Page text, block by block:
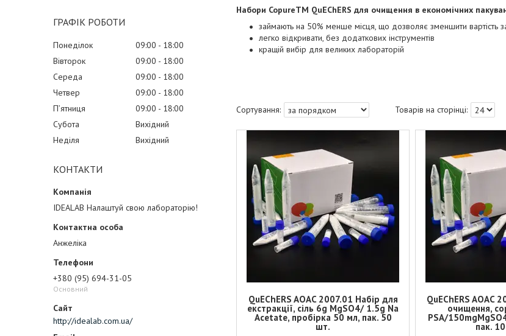
ГРАФІК РОБОТИ
Понеділок 09:00
18:00
Вівторок
09:00
18:00
Середа
09:00
18:00
Четвер
09:00
18:00
Пʼятниця
09:00
18:00
Субота
Вихідний
Неділя
Вихідний
КОНТАКТИ
IDEALAB Налаштуй свою лабораторію!
Анжеліка
+380 (95) 694-31-05
Основний
http://idealab.com.ua/
Набори CopureTM QuEChERS для очищення в економічних
займають на 50% менше місця, що дозволяє зменшити вартість
легко відкривати, без додаткових інструментів
кращій вибір для великих лабораторій
QuEChERS AOAC 2007.01 Набір для
екстракції, сіль 6g MgSO4/ 1.5g Na
Acetate, пробірка 50 мл, пак. 50
шт.
QuEChERS AOAC
очищення,
PSA/
пак.